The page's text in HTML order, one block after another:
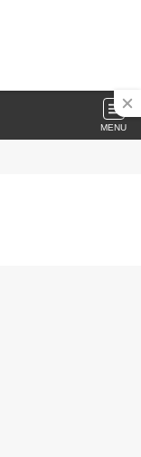
MENU